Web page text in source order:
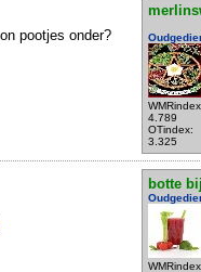
4.789
OTindex:
3.325
pootjes onder?
botte